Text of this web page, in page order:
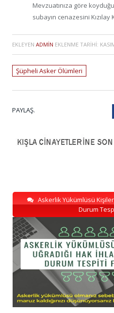
Mevzuatınıza göre
subayın cenazesini Kızılay
EKLEYEN ADMIN EKLENME TARIHI:
Şüpheli Asker Ölümleri
PAYLAŞ.
Askerlik Yükümlüsü
Durum